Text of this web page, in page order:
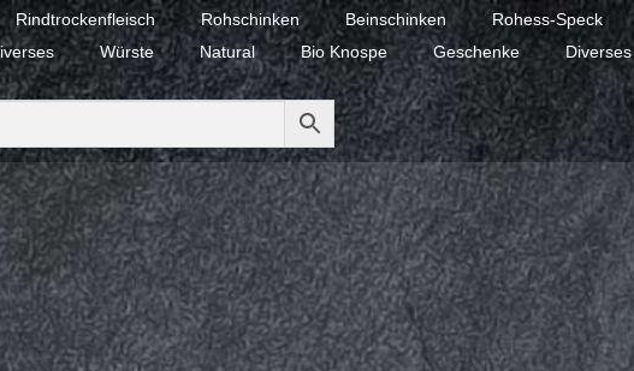
Rindtrockenfleisch Rohschinken Beinschinken Rohess-Speck
Würste Natural Bio Knospe Geschenke Diverses